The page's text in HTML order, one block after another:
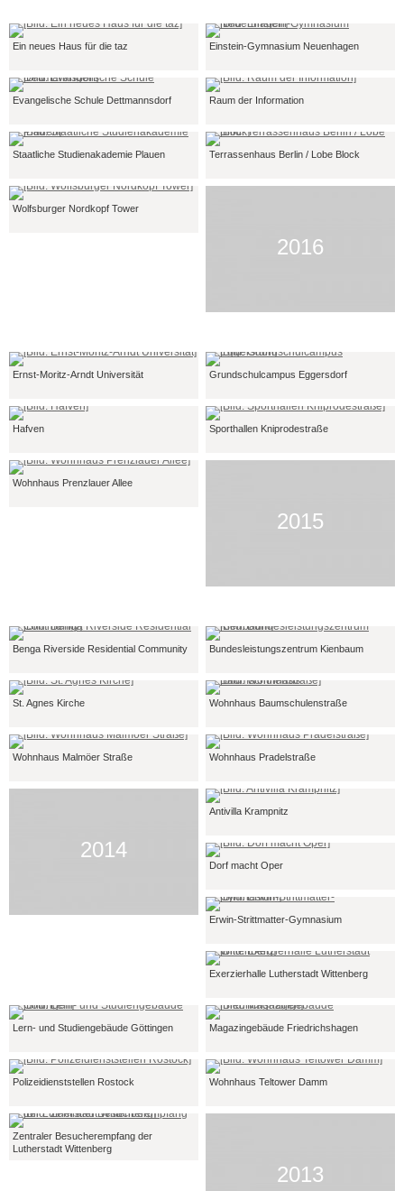
Ein neues Haus für die taz Einstein-Gymnasium Neuenhagen
Evangelische Schule Dettmannsdorf Raum der Information
Staatliche Studienakademie Plauen Terrassenhaus Berlin / Lobe Block
Wolfsburger Nordkopf Tower
2016
Ernst-Moritz-Arndt Universität Grundschulcampus Eggersdorf
Hafven Sporthallen Kniprodestraße
Wohnhaus Prenzlauer Allee
2015
Benga Riverside Residential Community Bundesleistungszentrum Kienbaum
St. Agnes Kirche Wohnhaus Baumschulenstraße
Wohnhaus Malmöer Straße Wohnhaus Pradelstraße
2014
Antivilla Krampnitz
Dorf macht Oper
Erwin-Strittmatter-Gymnasium
Exerzierhalle Lutherstadt Wittenberg
Lern- und Studiengebäude Göttingen Magazingebäude Friedrichshagen
Polizeidienststellen Rostock Wohnhaus Teltower Damm
Zentraler Besucherempfang der
Lutherstadt Wittenberg
2013